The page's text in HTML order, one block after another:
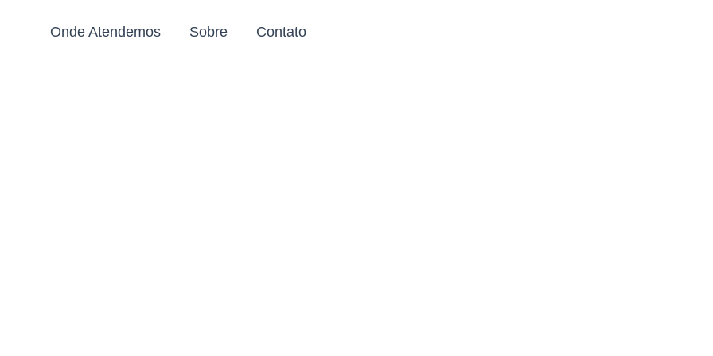
Onde Atendemos Sobre Contato